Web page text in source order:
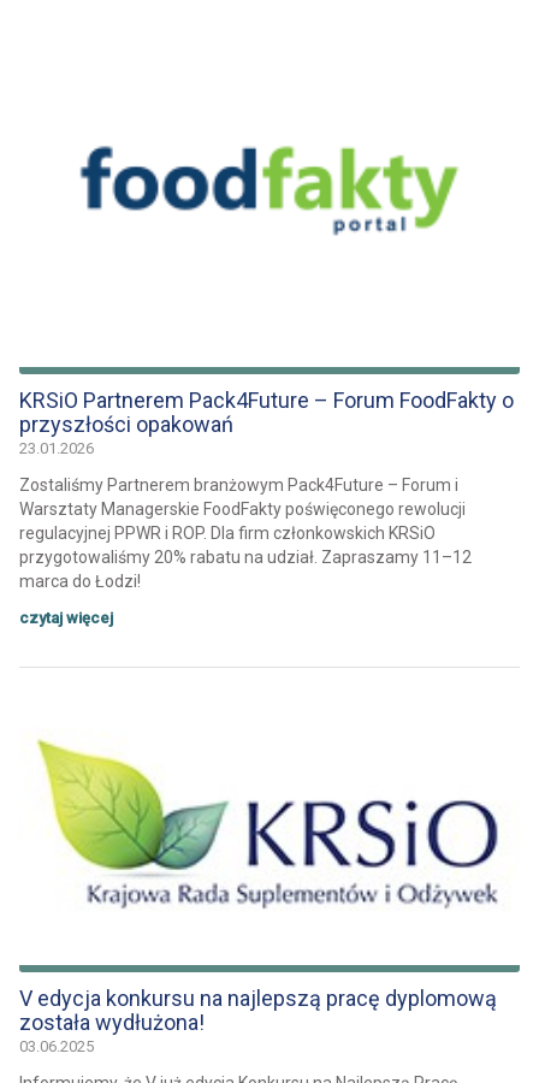
KRSiO Partnerem Pack4Future – Forum FoodFakty o
przyszłości opakowań
23.01.2026
Zostaliśmy Partnerem branżowym Pack4Future – Forum i
Warsztaty Managerskie FoodFakty poświęconego rewolucji
regulacyjnej PPWR i ROP. Dla firm członkowskich KRSiO
przygotowaliśmy 20% rabatu na udział. Zapraszamy 11–12
marca do Łodzi!
czytaj więcej
V edycja konkursu na najlepszą pracę dyplomową
została wydłużona!
03.06.2025